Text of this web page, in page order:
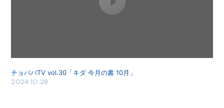
チョパパTV vol.30「キダ 今月の書 10月」
2024.10.28